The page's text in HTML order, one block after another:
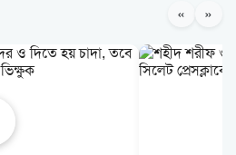
দুর্ঘটনায় ১১৭ জনের...
ইউনিক-বেঙ্গলের বাসের...
খাতকে স্বনির্ভর...
« »